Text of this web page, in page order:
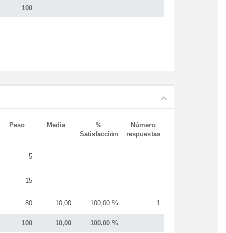
100
Peso Media
%
Satisfacción
Número
respuestas
100 10,00 100,00 %
5
15
80 10,00 100,00 % 1